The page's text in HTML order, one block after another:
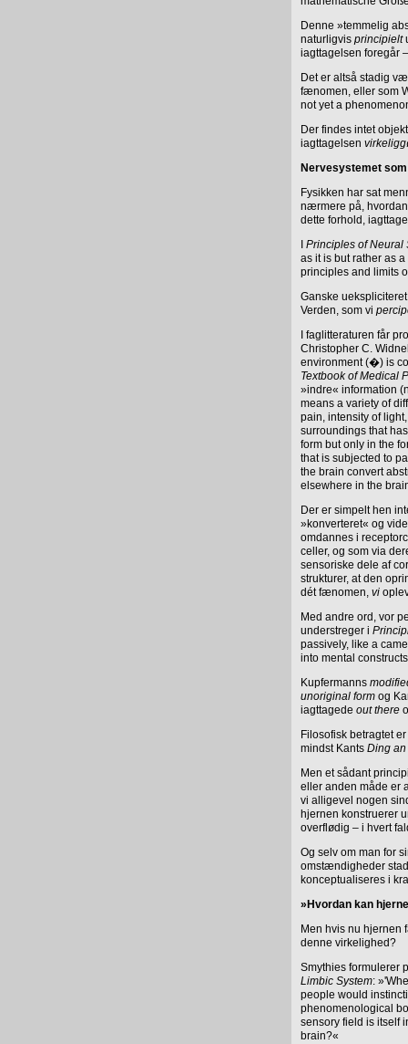
Denne »temmelig
naturligvis principielt
iagttagelsen foregår
Det er altså stadig
fænomen, eller som
not yet a
Der findes intet
iagttagelsen
Nervesystemet
Fysikken har sat
nærmere på,
dette forhold,
Principles of Neural
as it is but rather as
principles and limits
Ganske
Verden, som vi
I faglitteraturen får
Christopher C.
environment (�) is
Textbook of Medical
»indre« information
means a variety of
pain, intensity of
surroundings that
form but only in the
that is subjected to
the brain convert
elsewhere in the
Der er simpelt hen
»konverteret« og
omdannes i
celler, og som via
sensoriske dele af
strukturer, at den
dét fænomen, vi
Med andre ord, vor
understreger i
passively, like a
into mental
Kupfermanns
unoriginal form og
iagttagede out there
Filosofisk betragtet
mindst Kants Ding
Men et sådant
eller anden måde er
vi alligevel nogen
hjernen konstruerer
overflødig – i hvert
Og selv om man for
omstændigheder
konceptualiseres i
»Hvordan kan
Men hvis nu
denne virkelighed?
Smythies formulerer
Limbic System:
people would
phenomenological
sensory field is itself
brain?«